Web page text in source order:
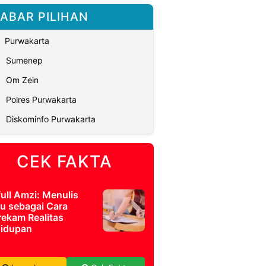
PILIHAN
Purwakarta
Sumenep
Om Zein
Polres Purwakarta
Diskominfo Purwakarta
CEK FAKTA
Amzi: Menulis
sebagai Cara
Realitas